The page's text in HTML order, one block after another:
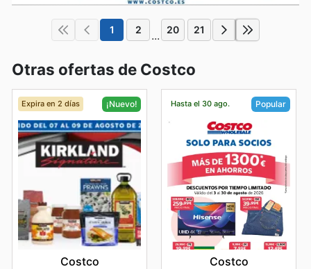
1 2 ... 20 21
Otras ofertas de Costco
Expira en 2 días ¡Nuevo!
Costco
Hasta el 30 ago. Popular
Costco